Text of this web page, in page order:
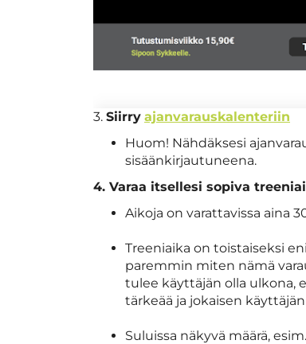
3. Siirry ajanvarauskalenteriin
Huom! Nähdäksesi
sisäänkirjautuneena.​​
4. Varaa itsellesi sopiva
Aikoja on varattavissa aina
Treeniaika on toistaiseksi
paremmin miten nämä
tulee käyttäjän olla ulkona,
tärkeää ja jokaisen
Suluissa näkyvä määrä,